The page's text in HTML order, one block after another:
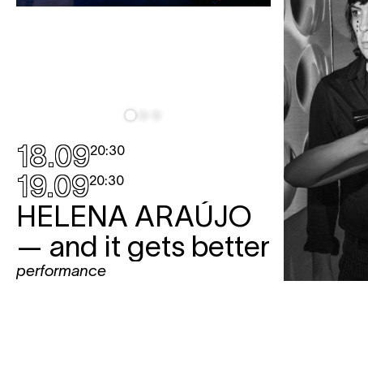
18.0920:30
19.0920:30
HELENA ARAÚJO
— and it gets better
performance